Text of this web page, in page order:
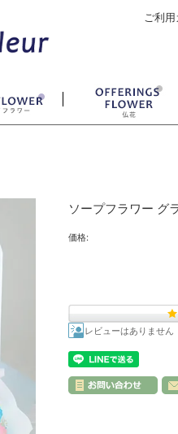
ご利用
ソープフラワー グ
価格:
レビューはありません